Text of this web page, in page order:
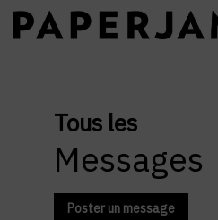
Tous les
Messages
Poster un message